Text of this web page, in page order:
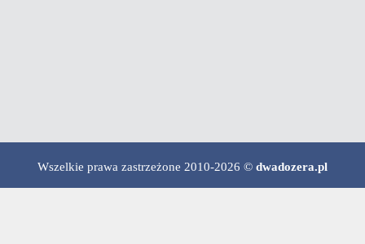
Wszelkie prawa zastrzeżone 2010-2026 © dwadozera.pl